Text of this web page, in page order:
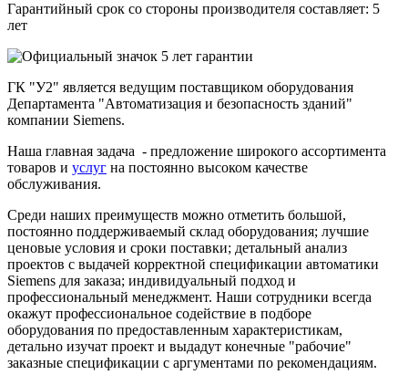
Гарантийный срок со стороны производителя составляет: 5
лет
ГК "У2" является ведущим поставщиком оборудования
Департамента "Автоматизация и безопасность зданий"
компании Siemens.
Наша главная задача - предложение широкого ассортимента
товаров и услуг на постоянно высоком качестве
обслуживания.
Среди наших преимуществ можно отметить большой,
постоянно поддерживаемый склад оборудования; лучшие
ценовые условия и сроки поставки; детальный анализ
проектов с выдачей корректной спецификации автоматики
Siemens для заказа; индивидуальный подход и
профессиональный менеджмент. Наши сотрудники всегда
окажут профессиональное содействие в подборе
оборудования по предоставленным характеристикам,
детально изучат проект и выдадут конечные "рабочие"
заказные спецификации с аргументами по рекомендациям.